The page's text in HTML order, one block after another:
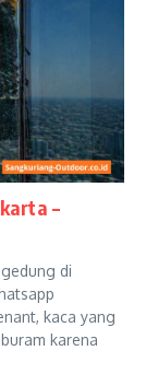
–
di
kaca yang
karena